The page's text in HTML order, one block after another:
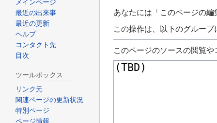
ナ
ビ
ー
シ
ョ
検
索
移
動
あなたには「このページの
この操作は、以下のグルー
このページのソースの閲覧
メインページ
最近の出来事
最近の更新
ヘルプ
コンタクト先
目次
ツールボックス
リンク元
関連ページの更新状況
特別ページ
ページ情報